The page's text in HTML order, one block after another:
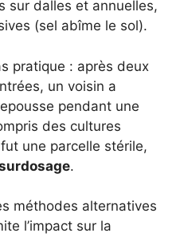
sur dalles et annuelles,
(sel abîme le sol).
pratique : après deux
un voisin a
pendant une
des cultures
une parcelle stérile,
.
méthodes alternatives
l’impact sur la